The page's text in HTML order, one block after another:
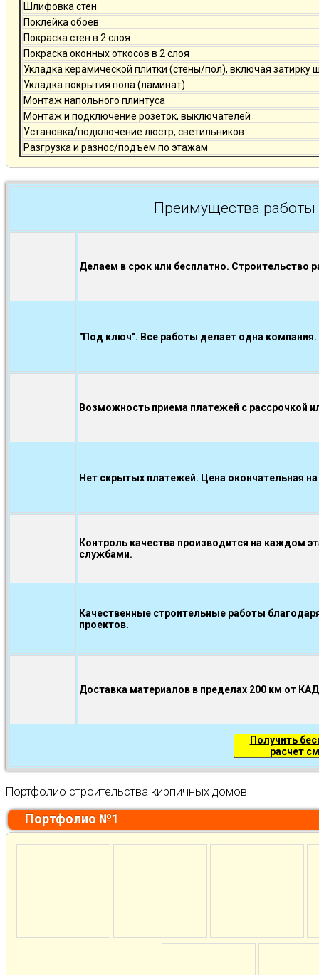
Шлифовка стен
Поклейка обоев
Покраска стен в 2 слоя
Покраска оконных откосов в 2 слоя
Укладка керамической плитки (стены/пол), включая затирку
Укладка покрытия пола (ламинат)
Монтаж напольного плинтуса
Монтаж и подключение розеток, выключателей
Установка/подключение люстр, светильников
Разгрузка и разнос/подъем по этажам
Преимущества
Делаем в срок или бесплатно. Строительство
"Под ключ". Все работы делает одна компания.
Возможность приема платежей с рассрочкой
Нет скрытых платежей. Цена окончательная
Контроль качества производится на каждом
службами.
Качественные строительные работы
проектов.
Доставка материалов в пределах 200 км от
Получить
расчет
Портфолио строительства кирпичных домов
Портфолио №1